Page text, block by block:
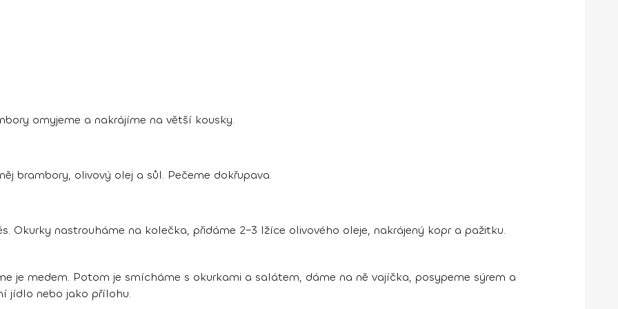
omyjeme a nakrájíme na větší kousky.
brambory, olivový olej a sůl. Pečeme dokřupava.
Okurky nastrouháme na kolečka, přidáme 2–3 lžíce olivového oleje, nakrájený kopr a pažitku.
je medem. Potom je smícháme s okurkami a salátem, dáme na ně vajíčka, posypeme sýrem a
jídlo nebo jako přílohu.